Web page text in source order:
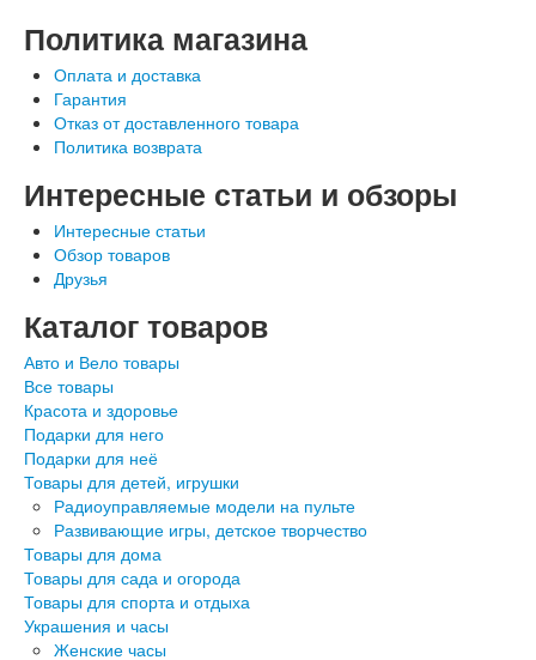
Политика магазина
Оплата и доставка
Гарантия
Отказ от доставленного товара
Политика возврата
Интересные статьи и обзоры
Интересные статьи
Обзор товаров
Друзья
Каталог товаров
Авто и Вело товары
Все товары
Красота и здоровье
Подарки для него
Подарки для неё
Товары для детей, игрушки
Радиоуправляемые модели на пульте
Развивающие игры, детское творчество
Товары для дома
Товары для сада и огорода
Товары для спорта и отдыха
Украшения и часы
Женские часы